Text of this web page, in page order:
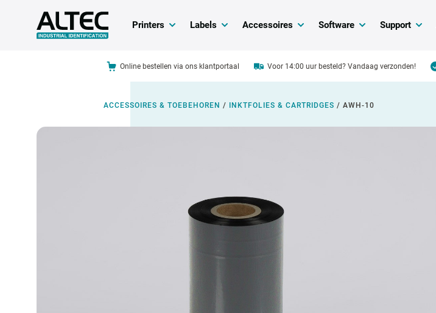
Printers Labels Accessoires Software Support
Online bestellen via ons klantportaal Voor 14:00 uur besteld? Vandaag verzonden!
ACCESSOIRES & TOEBEHOREN / INKTFOLIES & CARTRIDGES / AWH-10